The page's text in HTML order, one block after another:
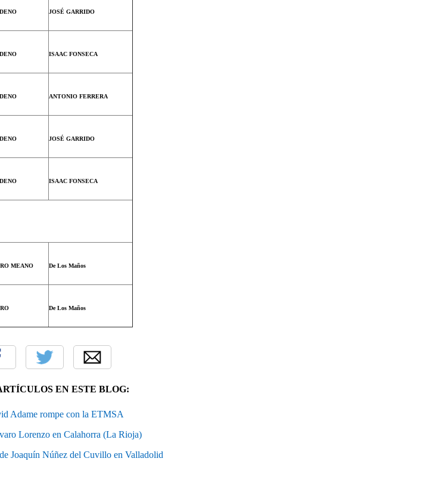
JOSÉ GARRIDO
ISAAC FONSECA
ANTONIO FERRERA
JOSÉ GARRIDO
ISAAC FONSECA
MEANO De Los Maños
De Los Maños
EN ESTE BLOG:
Adame rompe con la ETMSA
Lorenzo en Calahorra (La Rioja)
Joaquín Núñez del Cuvillo en Valladolid